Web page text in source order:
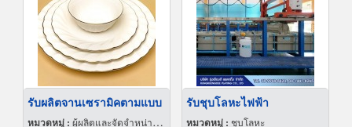
รับผลิตจานเซรามิคตามแบบ
หมวดหมู่ : ผู้ผลิตและจัดจำหน่ายกระเบื้องเซรามิก
รับชุบโลหะไฟฟ้า
หมวดหมู่ : ชุบโลหะ